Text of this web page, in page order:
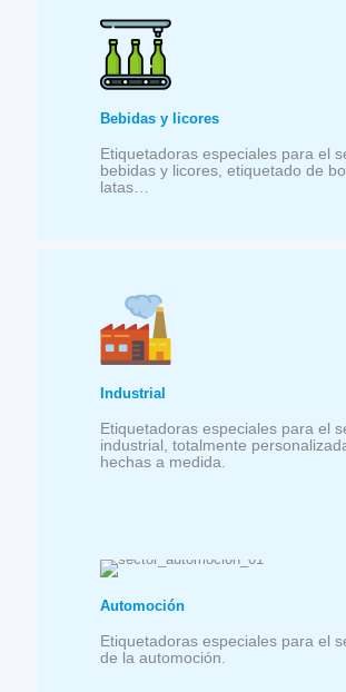
Bebidas y licores
Etiquetadoras especiales para el
bebidas y licores, etiquetado de
latas…
Industrial
Etiquetadoras especiales para el
industrial, totalmente
hechas a medida.
Automoción
Etiquetadoras especiales para el
de la automoción.